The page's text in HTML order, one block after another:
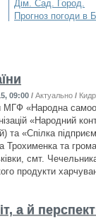
Дім. Сад. Город.
Прогноз погоди в
09:00 / Актуально /
МГФ «Народна
«Народний
та «Спілка
Трохименка та
смт.
продукти
а й